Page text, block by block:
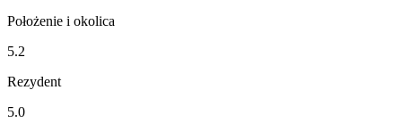
Położenie i okolica
5.2
Rezydent
5.0